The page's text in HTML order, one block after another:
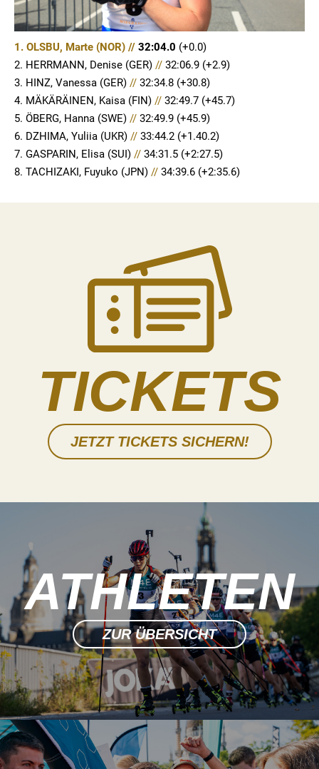
1. OLSBU, Marte (NOR) // 32:04.0 (+0.0)
2. HERRMANN, Denise (GER)//32:06.9 (+2.9)
3. HINZ, Vanessa (GER)//32:34.8 (+30.8)
4. MÄKÄRÄINEN, Kaisa (FIN)//32:49.7 (+45.7)
5. ÖBERG, Hanna (SWE)//32:49.9 (+45.9)
6. DZHIMA, Yuliia (UKR)//33:44.2 (+1.40.2)
7. GASPARIN, Elisa (SUI)//34:31.5 (+2:27.5)
8. TACHIZAKI, Fuyuko (JPN)//34:39.6 (+2:35.6)
TICKETS
JETZT TICKETS SICHERN!
ATHLETEN
ZUR ÜBERSICHT